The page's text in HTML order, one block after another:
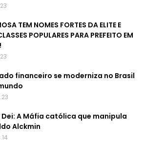
TEM NOMES FORTES DA ELITE E
POPULARES PARA PREFEITO EM
financeiro se moderniza no Brasil
Dei: A Máfia católica que manipula
Alckmin